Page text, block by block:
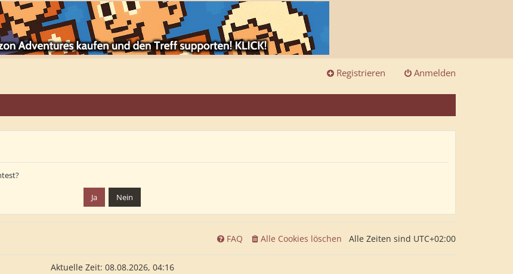
Anmelden
Registrieren
Alle Zeiten sind UTC+02:00
Alle Cookies löschen
FAQ
Aktuelle Zeit: 08.08.2026, 04:16